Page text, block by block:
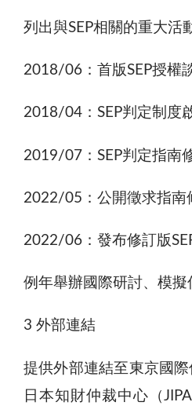
列出與SEP相關的重大活
2018/06：首版SEP授權
2018/04：SEP判定制度
2019/07：SEP判定指南
2022/05：公開徵求指南
2022/06：發布修訂版
例年舉辦國際研討、模擬
3 外部連結
提供外部連結至東京國際
日本知財仲裁中心（